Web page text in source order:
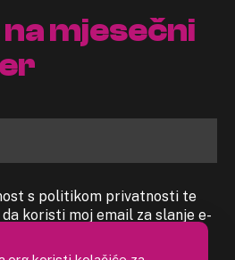
mjesečni
s politikom privatnosti te
koristi moj email za slanje e-